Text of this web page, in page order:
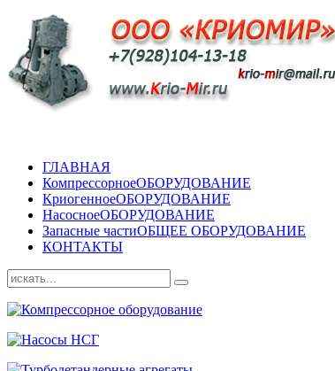
ГЛАВНАЯ
КомпрессорноеОБОРУДОВАНИЕ
КриогенноеОБОРУДОВАНИЕ
НасосноеОБОРУДОВАНИЕ
Запасные частиОБЩЕЕ ОБОРУДОВАНИЕ
КОНТАКТЫ